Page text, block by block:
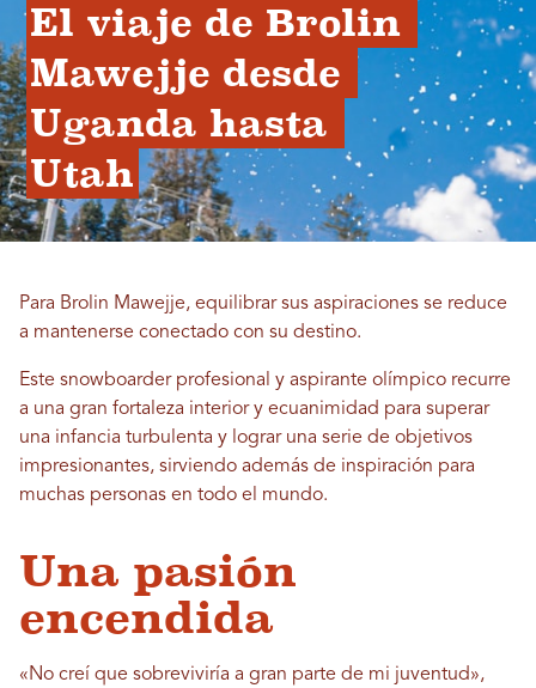
El viaje de Brolin
Mawejje desde
Uganda hasta
Utah
Para Brolin Mawejje, equilibrar sus aspiraciones se reduce
a mantenerse conectado con su destino.
Este snowboarder profesional y aspirante olímpico recurre
a una gran fortaleza interior y ecuanimidad para superar
una infancia turbulenta y lograr una serie de objetivos
impresionantes, sirviendo además de inspiración para
muchas personas en todo el mundo.
Una pasión
encendida
«No creí que sobreviviría a gran parte de mi juventud»,